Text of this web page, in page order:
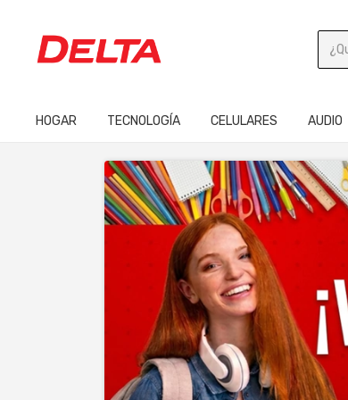
HOGAR TECNOLOGÍA CELULARES AUDIO